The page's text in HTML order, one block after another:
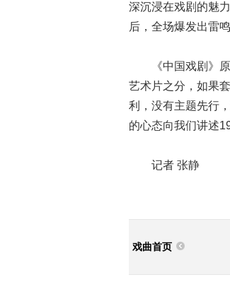
深沉浸在戏剧的魅
后，全场爆发出雷
《中国戏剧》原
艺术片之分，如果
利，没有主题先行
的心态向我们讲述
记者 张静
戏曲首页